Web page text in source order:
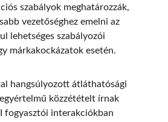
szabályok meghatározzák,
vezetőséghez emelni az
lehetséges szabályozói
márkakockázatok esetén.
hangsúlyozott átláthatósági
közzétételt írnak
fogyasztói interakciókban